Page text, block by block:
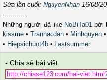
Sửa lần cuối: NguyenNhan 16/08/
------------
Những người đã like NoBiTa01 bởi
kissme • Tranhaodan • Minhquyen •
• Hiepsichuot4b • Lastsummer
- Chia sẻ bài viết: